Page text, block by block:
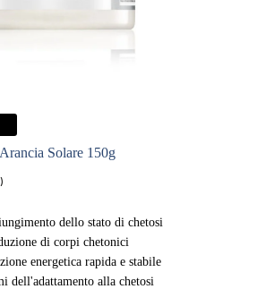
Solare 150g
dello stato di chetosi
di corpi chetonici
energetica rapida e stabile
dell'adattamento alla chetosi